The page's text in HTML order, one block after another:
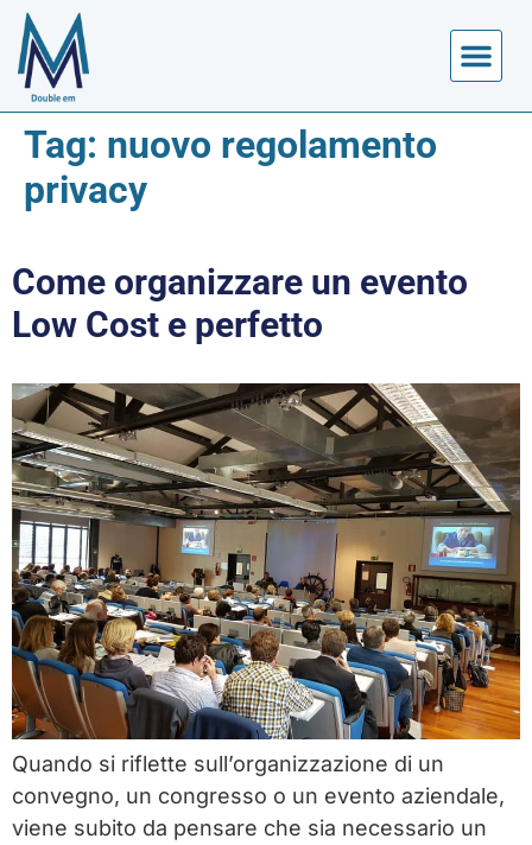
Tag: nuovo regolamento
privacy
Come organizzare un evento
Low Cost e perfetto
Quando si riflette sull’organizzazione di un
convegno, un congresso o un evento aziendale,
viene subito da pensare che sia necessario un